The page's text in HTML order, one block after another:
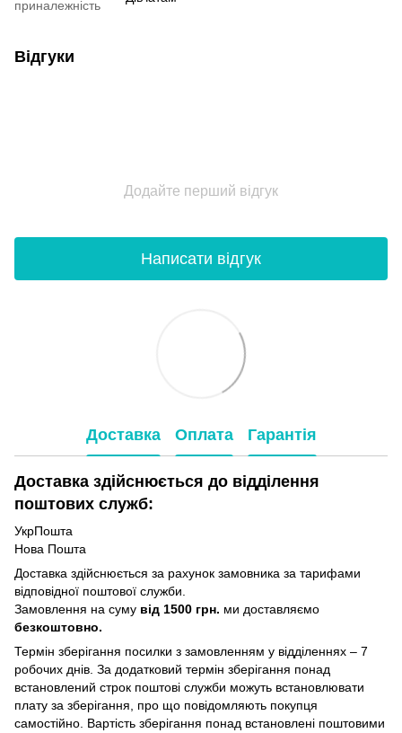
приналежність
Відгуки
Додайте перший відгук
Написати відгук
Доставка Оплата Гарантія
Доставка здійснюється до відділення
поштових служб:
УкрПошта
Нова Пошта
Доставка здійснюється за рахунок замовника за тарифами
відповідної поштової служби.
Замовлення на суму від 1500 грн. ми доставляємо
безкоштовно.
Термін зберігання посилки з замовленням у відділеннях – 7
робочих днів. За додатковий термін зберігання понад
встановлений строк поштові служби можуть встановлювати
плату за зберігання, про що повідомляють покупця
самостійно. Вартість зберігання понад вcтановлені поштовими